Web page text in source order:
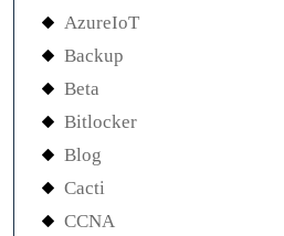
AzureIoT
Backup
Beta
Bitlocker
Blog
Cacti
CCNA